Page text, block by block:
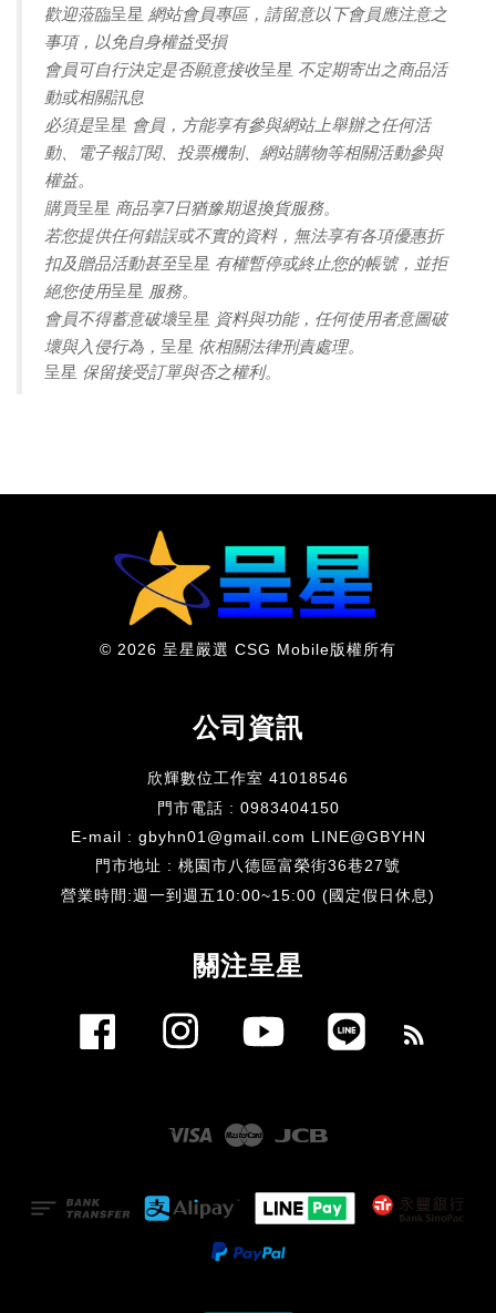
歡迎蒞臨呈星 網站會員專區，請留意以下會員應注意之
事項，以免自身權益受損
會員可自行決定是否願意接收呈星 不定期寄出之商品活
動或相關訊息
必須是呈星 會員，方能享有參與網站上舉辦之任何活
動、電子報訂閱、投票機制、網站購物等相關活動參與
權益。
購買呈星 商品享7日猶豫期退換貨服務。
若您提供任何錯誤或不實的資料，無法享有各項優惠折
扣及贈品活動甚至呈星 有權暫停或終止您的帳號，並拒
絕您使用呈星 服務。
會員不得蓄意破壞呈星 資料與功能，任何使用者意圖破
壞與入侵行為， 呈星 依相關法律刑責處理。
呈星 保留接受訂單與否之權利。
© 2026 呈星嚴選 CSG Mobile版權所有
公司資訊
欣輝數位工作室 41018546
門市電話 : 0983404150
E-mail : gbyhn01@gmail.com LINE@GBYHN
門市地址 : 桃園市八德區富榮街36巷27號
​營業時間:週一到週五10:00~15:00 (國定假日休息)
關注呈星
Facebook Instagram YouTube
Visa Master